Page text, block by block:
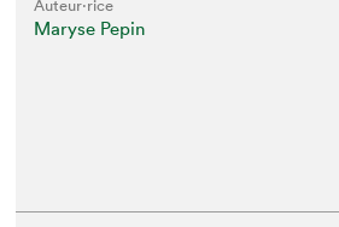
Que
Auteur·rice
Maryse Pepin